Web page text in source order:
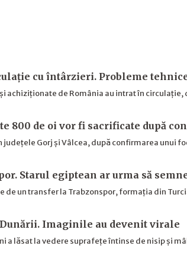
cu întârzieri. Probleme
achiziționate de România au intrat în
800 de oi vor fi sacrificate după
Gorj și Vâlcea, după confirmarea unui
Starul egiptean ar urma să
de un transfer la Trabzonspor, formația din
Dunării. Imaginile au devenit virale
a lăsat la vedere suprafețe întinse de nisip și